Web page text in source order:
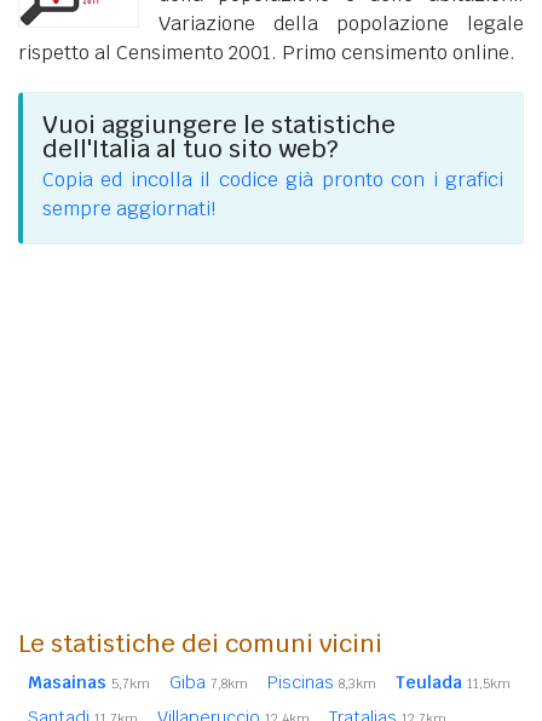
Variazione della popolazione legale
rispetto al Censimento 2001. Primo censimento online.
Vuoi aggiungere le statistiche
dell'Italia al tuo sito web?
Copia ed incolla il codice già pronto con i grafici
sempre aggiornati!
Le statistiche dei comuni vicini
Masainas 5,7km Giba 7,8km Piscinas 8,3km Teulada 11,5km